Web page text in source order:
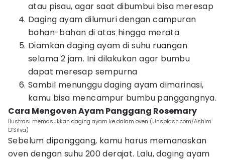
atau pisau, agar saat dibumbui bisa meresap
Daging ayam dilumuri dengan campuran
bahan-bahan di atas hingga merata
Diamkan daging ayam di suhu ruangan
selama 2 jam. Ini dilakukan agar bumbu
dapat meresap sempurna
Sambil menunggu daging ayam dimarinasi,
kamu bisa mencampur bumbu panggangnya.
Cara Mengoven Ayam Panggang Rosemary
Ilustrasi memasukkan daging ayam ke dalam oven (Unsplash.com/Ashim
D’Silva)
Sebelum dipanggang, kamu harus memanaskan
oven dengan suhu 200 derajat. Lalu, daging ayam